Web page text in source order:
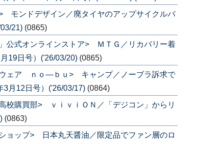
ンドデザイン／廃タイヤのアップサイクルバ
21) (0865)
公式オンラインストア> ＭＴＧ／リカバリー着
19日号）('26/03/20) (0865)
ェア ｎｏ―ｂｕ> キャンプ／ノーブラ訴求で
3月12日号）('26/03/17) (0864)
購買部> ｖｉｖｉＯＮ／「デジコン」からリ
(0863)
ップ> 日本丸天醤油／限定品でファン層のロ